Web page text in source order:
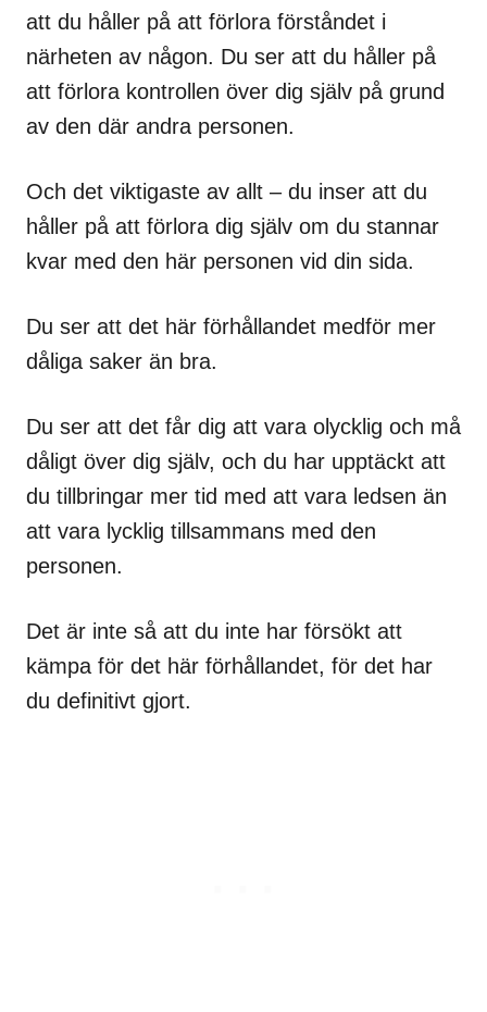
att du håller på att förlora förståndet i
närheten av någon. Du ser att du håller på
att förlora kontrollen över dig själv på grund
av den där andra personen.
Och det viktigaste av allt – du inser att du
håller på att förlora dig själv om du stannar
kvar med den här personen vid din sida.
Du ser att det här förhållandet medför mer
dåliga saker än bra.
Du ser att det får dig att vara olycklig och må
dåligt över dig själv, och du har upptäckt att
du tillbringar mer tid med att vara ledsen än
att vara lycklig tillsammans med den
personen.
Det är inte så att du inte har försökt att
kämpa för det här förhållandet, för det har
du definitivt gjort.